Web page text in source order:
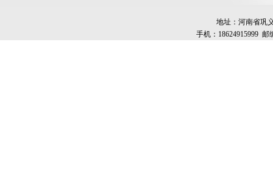
地址：河南省巩
手机：18624915999